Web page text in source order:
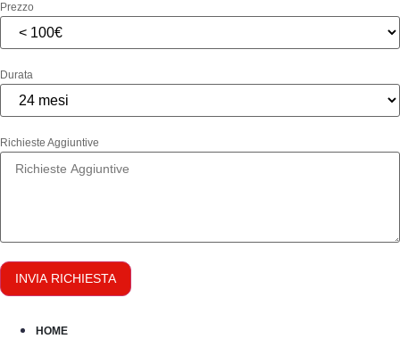
Prezzo
Durata
Richieste Aggiuntive
INVIA RICHIESTA
HOME